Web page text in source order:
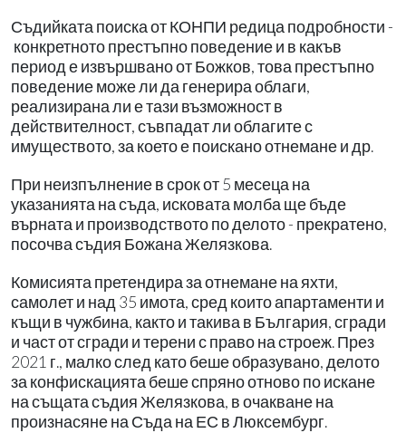
Съдийката поиска от КОНПИ редица подробности -
конкретното престъпно поведение и в какъв
период е извършвано от Божков, това престъпно
поведение може ли да генерира облаги,
реализирана ли е тази възможност в
действителност, съвпадат ли облагите с
имуществото, за което е поискано отнемане и др.
При неизпълнение в срок от 5 месеца на
указанията на съда, исковата молба ще бъде
върната и производството по делото - прекратено,
посочва съдия Божана Желязкова.
Комисията претендира за отнемане на яхти,
самолет и над 35 имота, сред които апартаменти и
къщи в чужбина, както и такива в България, сгради
и част от сгради и терени с право на строеж. През
2021 г., малко след като беше образувано, делото
за конфискацията беше спряно отново по искане
на същата съдия Желязкова, в очакване на
произнасяне на Съда на ЕС в Люксембург.